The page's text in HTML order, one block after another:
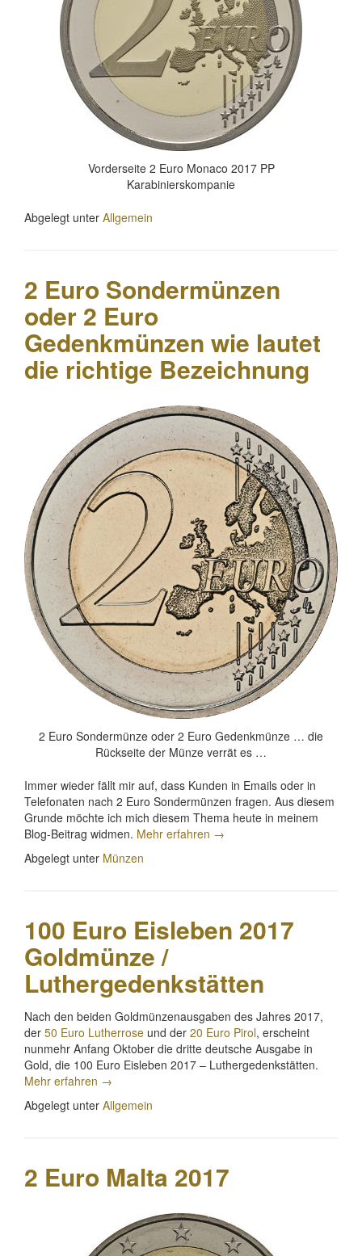
Vorderseite 2 Euro Monaco 2017 PP
Karabinierskompanie
Abgelegt unter Allgemein
2 Euro Sondermünzen
oder 2 Euro
Gedenkmünzen wie lautet
die richtige Bezeichnung
2 Euro Sondermünze oder 2 Euro Gedenkmünze … die
Rückseite der Münze verrät es …
Immer wieder fällt mir auf, dass Kunden in Emails oder in
Telefonaten nach 2 Euro Sondermünzen fragen. Aus diesem
Grunde möchte ich mich diesem Thema heute in meinem
Blog-Beitrag widmen. Mehr erfahren „2
Gedenkmünzen
die
richtige
Bezeichnung“
→
Abgelegt unter Münzen
100 Euro Eisleben 2017
Goldmünze /
Luthergedenkstätten
Nach den beiden Goldmünzenausgaben des Jahres 2017,
der 50 Euro Lutherrose und der 20 Euro Pirol, erscheint
nunmehr Anfang Oktober die dritte deutsche Ausgabe in
Gold, die 100 Euro Eisleben 2017 – Luthergedenkstätten.
Mehr erfahren „100
Eisleben
Luthergedenkstätten“
→
Abgelegt unter Allgemein
2 Euro Malta 2017